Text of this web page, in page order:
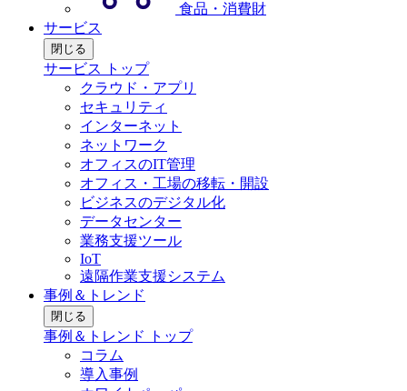
食品・消費財
サービス
閉じる
サービス トップ
クラウド・アプリ
セキュリティ
インターネット
ネットワーク
オフィスのIT管理
オフィス・工場の移転・開設
ビジネスのデジタル化
データセンター
業務支援ツール
IoT
遠隔作業支援システム
事例＆トレンド
閉じる
事例＆トレンド トップ
コラム
導入事例